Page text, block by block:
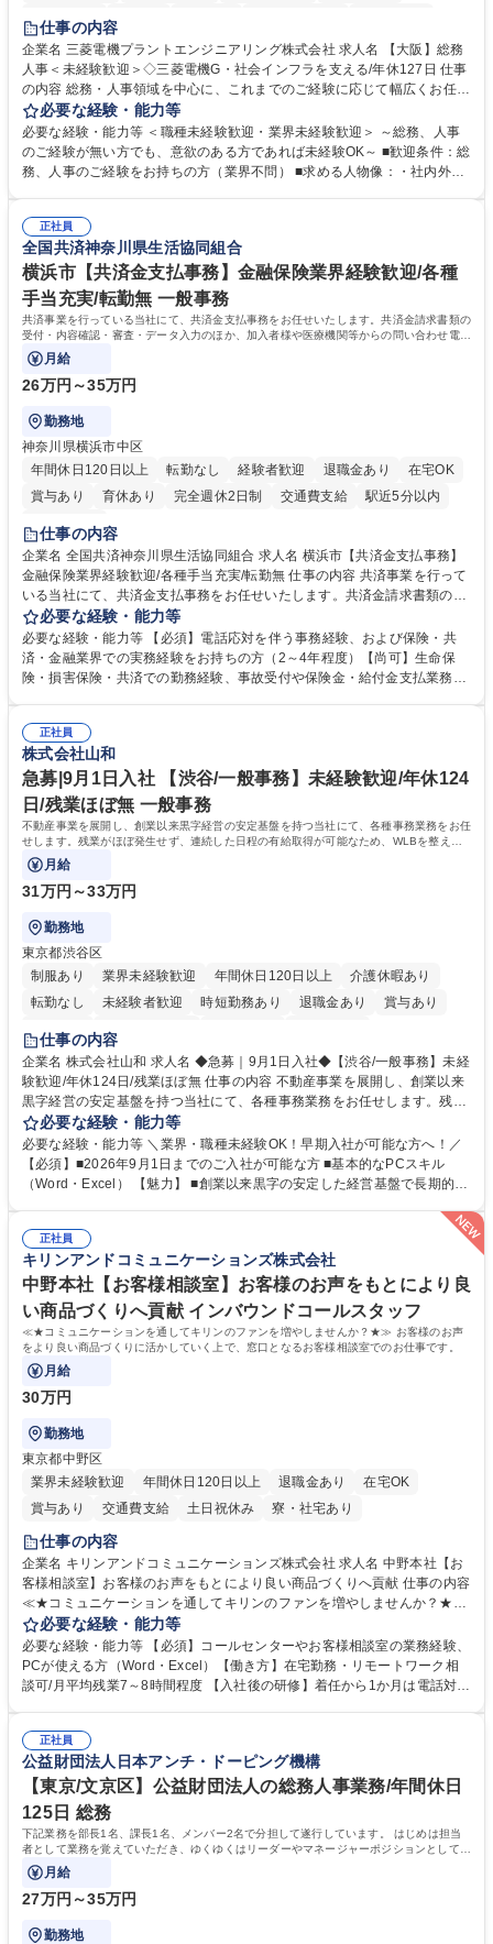
退職金あり
駅近5分以内
土日祝休み 服装自由 寮・社宅あり 食事補助あり
仕事の内容
企業名 三菱電機プラントエンジニアリング株式会社 求人名 【大阪】総務
人事＜未経験歓迎＞◇三菱電機G・社会インフラを支える/年休127日 仕事
の内容 総務・人事領域を中心に、これまでのご経験に応じて幅広くお任せ
します。 ＜具体的には＞ ・総務/人事労務（給与・社保・勤怠管理など）
・採用・教育研修 ・福利厚生運用 など ※基本的には事務所勤務ですが、
採用や教育等の業務内容により、関西圏以外への日帰り・宿泊を伴う国内
出張もございます。 ※担当業務を持ちつつ、お互いに助け合いながら、総
必要な経験・能力等
必要な経験・能力等 ＜職種未経験歓迎・業界未経験歓迎＞ ～総務、人事
のご経験が無い方でも、意欲のある方であれば未経験OK～ ■歓迎条件：総
務、人事のご経験をお持ちの方（業界不問） ■求める人物像：・社内外の
正社員
全国共済神奈川県生活協同組合
横浜市【共済金支払事務】金融保険業界経験歓迎/各種
手当充実/転勤無 一般事務
共済事業を行っている当社にて、共済金支払事務をお任せいたします。共済金請求書類の
受付・内容確認・審査・データ入力のほか、加入者様や医療機関等からの問い合わせ電話
対応や書類発送等を担当します。
月給
26万円～35万円
勤務地
神奈川県横浜市中区
年間休日120日以上
転勤なし 経験者歓迎 退職金あり
在宅OK
賞与あり
育休あり 完全週休2日制 交通費支給
駅近5分以内
土日祝休み
仕事の内容
企業名 全国共済神奈川県生活協同組合 求人名 横浜市【共済金支払事務】
金融保険業界経験歓迎/各種手当充実/転勤無 仕事の内容 共済事業を行って
いる当社にて、共済金支払事務をお任せいたします。共済金請求書類の受
付・内容確認・審査・データ入力のほか、加入者様や医療機関等からの問
い合わせ電話対応や書類発送等を担当します。 ■共済金請求書類の受付、
内容確認、および共済金支払に関する審査・事務処理業務全般を担当 ■専
用システムへのデータ入力、各種必要書類の作成・発送作業 ■加入者様や
指定する業務 募集職種 横浜市【共済金支払事務】金融保険業界経験歓迎/
各種手当充実/転勤無
必要な経験・能力等
必要な経験・能力等 【必須】電話応対を伴う事務経験、および保険・共
済・金融業界での実務経験をお持ちの方（2～4年程度）【尚可】生命保
険・損害保険・共済での勤務経験、事故受付や保険金・給付金支払業務経
務へのキャリアチェンジ希望者も大歓迎です！ 学歴・資格 学歴：大学院
大学 高専 短大 専修学校 高校 語学力： 資格：
正社員
株式会社山和
急募|9月1日入社 【渋谷/一般事務】未経験歓迎/年休124
日/残業ほぼ無 一般事務
不動産事業を展開し、創業以来黒字経営の安定基盤を持つ当社にて、各種事務業務をお任
せします。残業がほぼ発生せず、連続した日程の有給取得が可能なため、WLBを整えた
い方にお勧めの環境です！
月給
31万円～33万円
勤務地
東京都渋谷区
制服あり
業界未経験歓迎 年間休日120日以上
介護休暇あり
転勤なし
未経験者歓迎 時短勤務あり 退職金あり
賞与あり
育休あり
完全週休2日制
仕事の内容
企業名 株式会社山和 求人名 ◆急募｜9月1日入社◆【渋谷/一般事務】未経
験歓迎/年休124日/残業ほぼ無 仕事の内容 不動産事業を展開し、創業以来
黒字経営の安定基盤を持つ当社にて、各種事務業務をお任せします。残業
がほぼ発生せず、連続した日程の有給取得が可能なため、WLBを整えたい
方にお勧めの環境です！ 入社後はOJTを通じて丁寧に研修を行いますの
で、事務未経験の方でも安心して臨むことができます。 【業務詳細】■電
話・来客対応 ■物件の鍵や社内の備品管理 ■データ入力や書類作成 ■契約
必要な経験・能力等
必要な経験・能力等 ＼業界・職種未経験OK！早期入社が可能な方へ！／
【必須】■2026年9月1日までのご入社が可能な方 ■基本的なPCスキル
（Word・Excel） 【魅力】 ■創業以来黒字の安定した経営基盤で長期的に
両立が可能 ■有給取得を積極的に推奨、年間10日程度の取得実績 ■1ヶ月
のOJTで業務を習得可能、未経験でもしっかりサポート 学歴・資格 学
歴：大学院 大学 高専 短大 語学力： 資格：
正社員
キリンアンドコミュニケーションズ株式会社
中野本社【お客様相談室】お客様のお声をもとにより良
い商品づくりへ貢献 インバウンドコールスタッフ
≪★コミュニケーションを通してキリンのファンを増やしませんか？★≫ お客様のお声
をより良い商品づくりに活かしていく上で、窓口となるお客様相談室でのお仕事です。
月給
30万円
勤務地
東京都中野区
業界未経験歓迎
年間休日120日以上 退職金あり
在宅OK
賞与あり
交通費支給 土日祝休み 寮・社宅あり
仕事の内容
企業名 キリンアンドコミュニケーションズ株式会社 求人名 中野本社【お
客様相談室】お客様のお声をもとにより良い商品づくりへ貢献 仕事の内容
≪★コミュニケーションを通してキリンのファンを増やしませんか？★≫
お客様のお声をより良い商品づくりに活かしていく上で、窓口となるお客
様相談室でのお仕事です。 日々お客様からいただくキリングループへのご
意見を、企業活動に活かしています。お客様からの声に迅速かつ誠意をも
って対応、情報提供するとともにグループ内活動に反映しています。 【具
平均100件前後■メール・手紙：同上40件前後 募集職種 中野本社【お客様
相談室】お客様のお声をもとにより良い商品づくりへ貢献
必要な経験・能力等
必要な経験・能力等 【必須】コールセンターやお客様相談室の業務経験、
PCが使える方（Word・Excel）【働き方】在宅勤務・リモートワーク相
談可/月平均残業7～8時間程度 【入社後の研修】着任から1か月は電話対応
すのでご安心ください。 【当社について】キリングループの広報機能を担
う会社として、お客様との出会いを大切にし、磨き上げたホスピタリティ
を込めてコミュニケーションをとりながら広報関連業務を行っておりま
す。 学歴・資格 学歴：大学院 大学 高専 短大 専修学校 高校 語学力： 資
正社員
公益財団法人日本アンチ・ドーピング機構
【東京/文京区】公益財団法人の総務人事業務/年間休日
125日 総務
下記業務を部長1名、課長1名、メンバー2名で分担して遂行しています。 はじめは担当
者として業務を覚えていただき、ゆくゆくはリーダーやマネージャーポジションとして活
躍いただくことを期待しています。
月給
27万円～35万円
勤務地